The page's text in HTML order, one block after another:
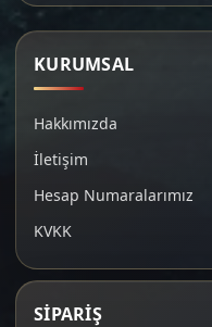
KURUMSAL
Hakkımızda
İletişim
Hesap Numaralarımız
KVKK
SİPARİŞ